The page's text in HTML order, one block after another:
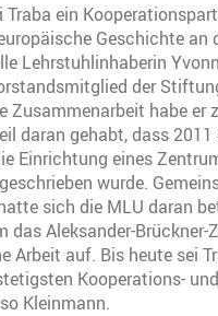
Traba ein
Geschichte an
Lehrstuhlinhaberin
der
Zusammenarbeit habe er
daran gehabt, dass 2011
Einrichtung eines
wurde.
sich die MLU daran
das Aleksander-Brückner-
Arbeit auf. Bis heute sei
Kooperations- und
Kleinmann.